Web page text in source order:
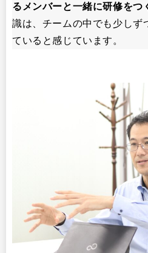
るメンバーと一緒に研修をつ
識は、チームの中でも少しず
ていると感じています。